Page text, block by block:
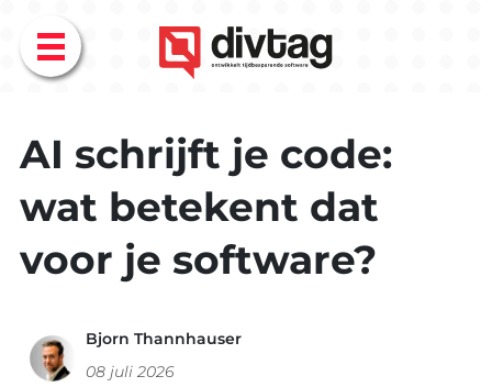
Menu
AI schrijft je code:
wat betekent dat
voor je software?
Bjorn Thannhauser
08 juli 2026